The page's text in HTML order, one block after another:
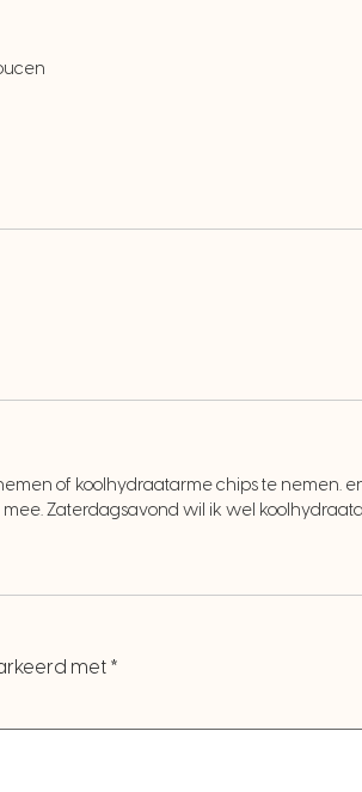
of koolhydraatarme chips te nemen.
Zaterdagsavond wil ik wel
met *